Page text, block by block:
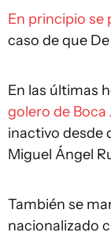
En principio se
caso de que
En las últimas
golero de Boca
inactivo desde
Miguel Ángel
También se
nacionalizado